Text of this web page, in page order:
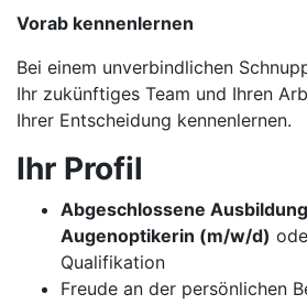
Vorab kennenlernen
Bei einem unverbindlichen
Ihr zukünftiges Team und Ihren
Ihrer Entscheidung kennenlernen.
Ihr Profil
Abgeschlossene
Augenoptikerin (m/w/d)
Qualifikation
Freude an der persönlichen